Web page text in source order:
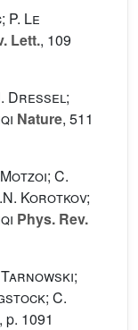
Le
Lett., 109
Dressel;
Nature, 511
C.
Korotkov;
Phys. Rev.
C.
p. 1091